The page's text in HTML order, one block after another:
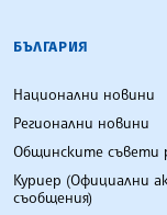
БЪЛГАРСКА
БЪЛГАРИЯ
Национални новини
Регионални новини
Общинските съвети
Куриер (Официални
съобщения)